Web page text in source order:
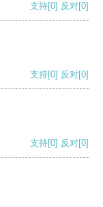
支持[0] 反对[0]
支持[0] 反对[0]
支持[0] 反对[0]